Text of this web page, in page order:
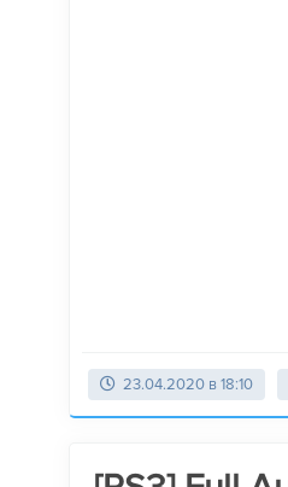
23.04.2020 в 18:10